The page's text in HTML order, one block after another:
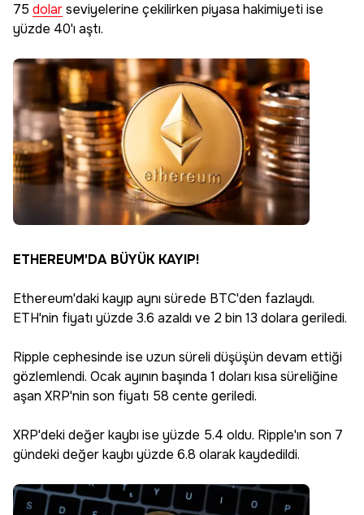
75 dolarseviyelerine çekilirken piyasa hakimiyeti ise
yüzde 40'ı aştı.
ETHEREUM'DA BÜYÜK KAYIP!
Ethereum'daki kayıp aynı sürede BTC'den fazlaydı.
ETH'nin fiyatı yüzde 3.6 azaldı ve 2 bin 13 dolara geriledi.
Ripple cephesinde ise uzun süreli düşüşün devam ettiği
gözlemlendi. Ocak ayının başında 1 doları kısa süreliğine
aşan XRP'nin son fiyatı 58 cente geriledi.
XRP'deki değer kaybı ise yüzde 5.4 oldu. Ripple'ın son 7
gündeki değer kaybı yüzde 6.8 olarak kaydedildi.